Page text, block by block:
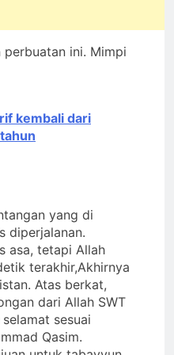
perbuatan ini. Mimpi
kembali dari
yang di
diperjalanan.
asa, tetapi Allah
terakhir,Akhirnya
Atas berkat,
dari Allah SWT
sesuai
Qasim.